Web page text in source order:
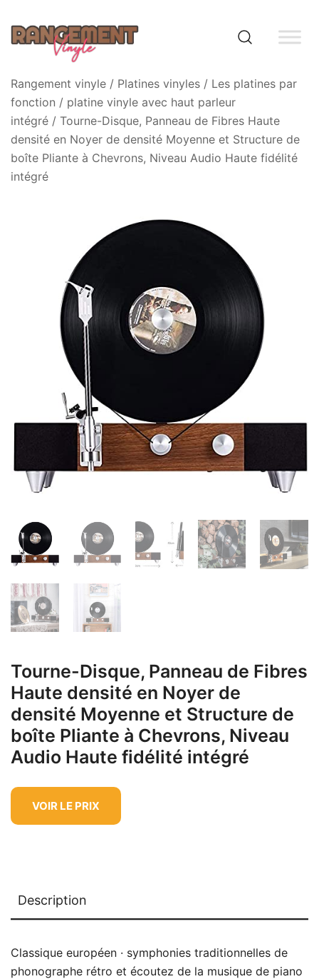
content
Rangement vinyle
Rangement vinyle / Platines vinyles / Les platines par
fonction / platine vinyle avec haut parleur
intégré / Tourne-Disque, Panneau de Fibres Haute
densité en Noyer de densité Moyenne et Structure de
boîte Pliante à Chevrons, Niveau Audio Haute fidélité
intégré
Tourne-Disque, Panneau de Fibres
Haute densité en Noyer de
densité Moyenne et Structure de
boîte Pliante à Chevrons, Niveau
Audio Haute fidélité intégré
VOIR LE PRIX
Description
Classique européen · symphonies traditionnelles de
phonographe rétro et écoutez de la musique de piano